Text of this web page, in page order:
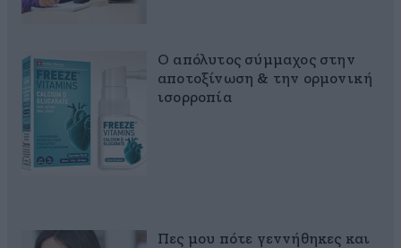
Ο απόλυτος σύμμαχος στην
αποτοξίνωση & την ορμονική
ισορροπία
Πες μου πότε γεννήθηκες και